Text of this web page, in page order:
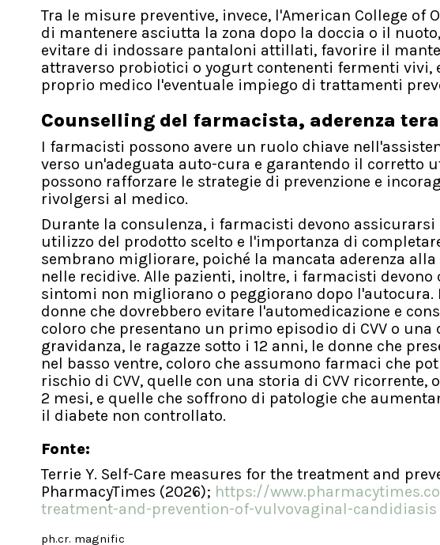
Tra le misure preventive, invece, l'American College of
di mantenere asciutta la zona dopo la doccia o il
evitare di indossare pantaloni attillati, favorire il
attraverso probiotici o yogurt contenenti fermenti vivi,
proprio medico l'eventuale impiego di trattamenti
Counselling del farmacista, aderenza
I farmacisti possono avere un ruolo chiave
verso un'adeguata auto-cura e garantendo il corretto
possono rafforzare le strategie di prevenzione e
rivolgersi al medico.
Durante la consulenza, i farmacisti devono
utilizzo del prodotto scelto e l'importanza di
sembrano migliorare, poiché la mancata aderenza
nelle recidive. Alle pazienti, inoltre, i farmacisti
sintomi non migliorano o peggiorano dopo
donne che dovrebbero evitare l'automedicazione e
coloro che presentano un primo episodio di CVV o
gravidanza, le ragazze sotto i 12 anni, le donne che
nel basso ventre, coloro che assumono farmaci che
rischio di CVV, quelle con una storia di CVV
2 mesi, e quelle che soffrono di patologie che
il diabete non controllato.
Fonte:
Terrie Y. Self-Care measures for the treatment and
PharmacyTimes (2026); https://
treatment-and-prevention-of-vulvovaginal-candidiasis
ph.cr. magnific